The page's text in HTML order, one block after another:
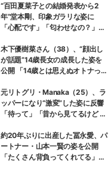
“百田夏菜子との結婚発表から2
年”堂本剛、印象ガラリな姿に
「心配です」「匂わせなの？」な
木下優樹菜さん（38）、“顔出し
が話題”14歳長女の成長した姿を
公開 「14歳とは思えぬオトナっぽ
ぎる」など反響
元リトグリ・Manaka（25）、ラ
ッパーになり“激変”した姿に反響
「待って」「昔から見てるけど 最
約20年ぶりに出産した冨永愛、パ
ートナー・山本一賢の姿を公開
「たくさん背負ってくれてる」感